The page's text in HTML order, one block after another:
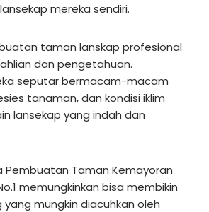
mereka sendiri.
taman lanskap profesional
dan pengetahuan.
seputar bermacam-macam
tanaman, dan kondisi iklim
lansekap yang indah dan
Pembuatan Taman Kemayoran
memungkinkan bisa membikin
mungkin diacuhkan oleh